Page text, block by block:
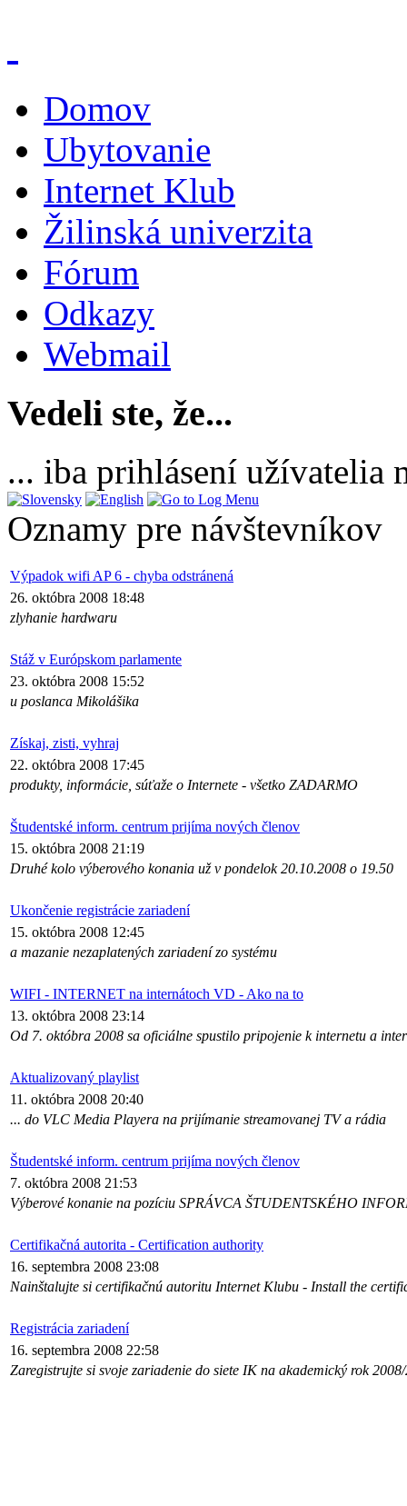
Domov
Ubytovanie
Internet Klub
Žilinská univerzita
Fórum
Odkazy
Webmail
Vedeli ste, že...
... iba prihlásení užívatelia
Oznamy pre návštevníkov
Výpadok wifi AP 6 - chyba odstránená
26. októbra 2008 18:48
zlyhanie hardwaru
Stáž v Európskom parlamente
23. októbra 2008 15:52
u poslanca Mikolášika
Získaj, zisti, vyhraj
22. októbra 2008 17:45
produkty, informácie, súťaže o Internete - všetko ZADARMO
Študentské inform. centrum prijíma nových členov
15. októbra 2008 21:19
Druhé kolo výberového konania už v pondelok 20.10.2008 o 19.50
Ukončenie registrácie zariadení
15. októbra 2008 12:45
a mazanie nezaplatených zariadení zo systému
WIFI - INTERNET na internátoch VD - Ako na to
13. októbra 2008 23:14
Od 7. októbra 2008 sa oficiálne spustilo pripojenie k internetu a
Aktualizovaný playlist
11. októbra 2008 20:40
... do VLC Media Playera na prijímanie streamovanej TV a rádia
Študentské inform. centrum prijíma nových členov
7. októbra 2008 21:53
Výberové konanie na pozíciu SPRÁVCA ŠTUDENTSKÉHO
Certifikačná autorita - Certification authority
16. septembra 2008 23:08
Nainštalujte si certifikačnú autoritu Internet Klubu - Install the
Registrácia zariadení
16. septembra 2008 22:58
Zaregistrujte si svoje zariadenie do siete IK na akademický rok